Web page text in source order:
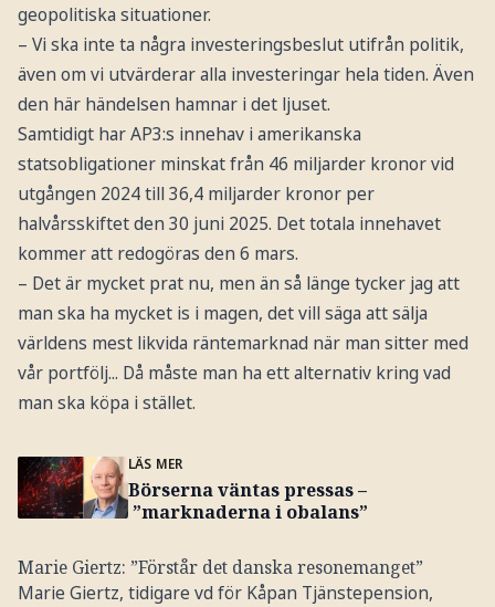
geopolitiska situationer.
– Vi ska inte ta några investeringsbeslut utifrån politik,
även om vi utvärderar alla investeringar hela tiden. Även
den här händelsen hamnar i det ljuset.
Samtidigt har AP3:s innehav i amerikanska
statsobligationer minskat från 46 miljarder kronor vid
utgången 2024 till 36,4 miljarder kronor per
halvårsskiftet den 30 juni 2025. Det totala innehavet
kommer att redogöras den 6 mars.
– Det är mycket prat nu, men än så länge tycker jag att
man ska ha mycket is i magen, det vill säga att sälja
världens mest likvida räntemarknad när man sitter med
vår portfölj... Då måste man ha ett alternativ kring vad
man ska köpa i stället.
LÄS MER
Börserna väntas pressas –
”marknaderna i obalans”
Marie Giertz: ”Förstår det danska resonemanget”
Marie Giertz, tidigare vd för Kåpan Tjänstepension,